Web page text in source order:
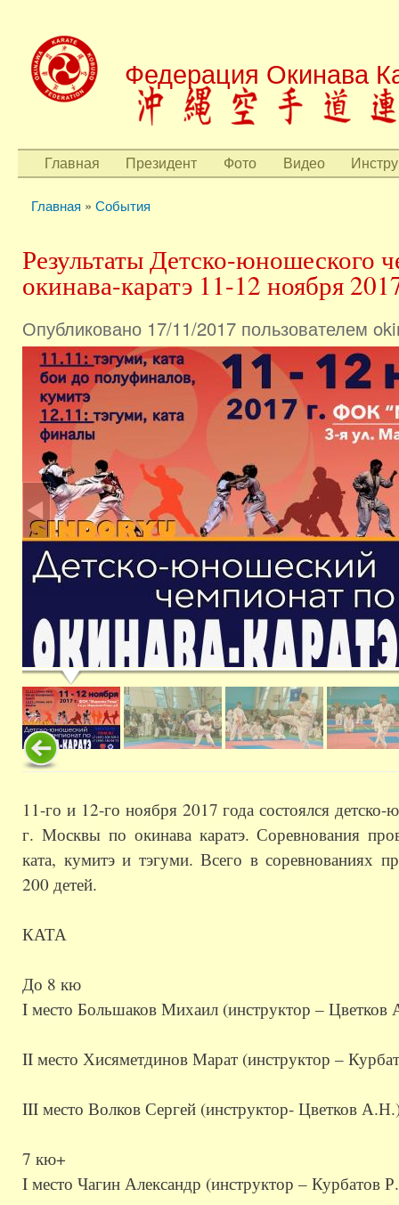
Федерация Окинава
Главное меню
Главная Президент Фото Видео
Главная » События
Результаты Детско-юношеского
окинава-каратэ 11-12 ноября
Опубликовано 17/11/2017 пользователем
11-го и 12-го ноября 2017 года состоялся
г. Москвы по окинава каратэ. Соревнования
ката, кумитэ и тэгуми. Всего в соревнованиях
200 детей.
КАТА
До 8 кю
I место Большаков Михаил (инструктор –
II место Хисяметдинов Марат (инструктор –
III место Волков Сергей (инструктор- Цветков
7 кю+
I место Чагин Александр (инструктор – Курбатов